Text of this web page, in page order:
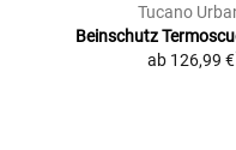
Tucano
Beinschutz
ab 126,99 €